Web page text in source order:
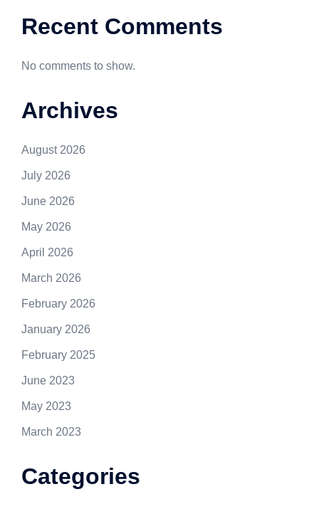
Recent Comments
No comments to show.
Archives
August 2026
July 2026
June 2026
May 2026
April 2026
March 2026
February 2026
January 2026
February 2025
June 2023
May 2023
March 2023
Categories